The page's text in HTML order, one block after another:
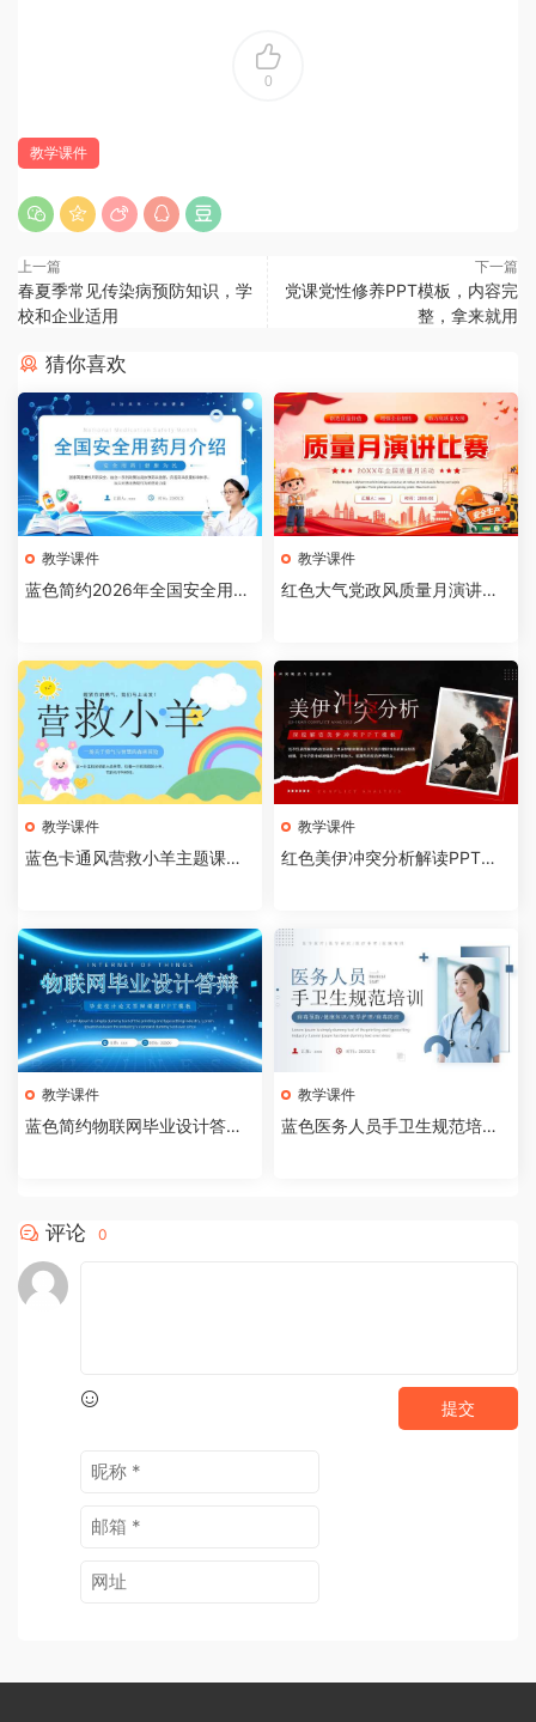
0
教学课件
上一篇
春夏季常见传染病预防知识，学
校和企业适用
下一篇
党课党性修养PPT模板，内容完
整，拿来就用
猜你喜欢
教学课件
蓝色简约2026年全国安全用药
教学课件
红色大气党政风质量月演讲比
教学课件
蓝色卡通风营救小羊主题课件P
教学课件
红色美伊冲突分析解读PPT模
教学课件
蓝色简约物联网毕业设计答辩P
教学课件
蓝色医务人员手卫生规范培训
评论 0
提交